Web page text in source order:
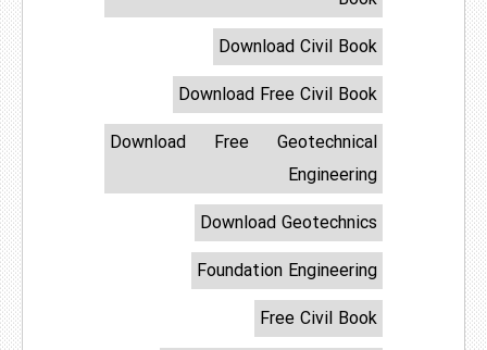
Download Civil Book
Download Free Civil Book
Download Free Geotechnical
Engineering
Download Geotechnics
Foundation Engineering
Free Civil Book